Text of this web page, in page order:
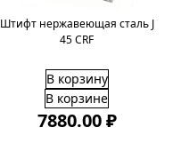
Штифт нержавеющая сталь J
45 CRF
В корзину
В корзине
7880.00 ₽